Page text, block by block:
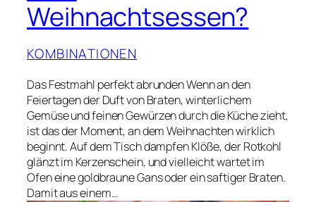
Weihnachtsessen?
KOMBINATIONEN
Das Festmahl perfekt abrunden Wenn an den
Feiertagen der Duft von Braten, winterlichem
Gemüse und feinen Gewürzen durch die Küche zieht,
ist das der Moment, an dem Weihnachten wirklich
beginnt. Auf dem Tisch dampfen Klöße, der Rotkohl
glänzt im Kerzenschein, und vielleicht wartet im
Ofen eine goldbraune Gans oder ein saftiger Braten.
Damit aus einem…